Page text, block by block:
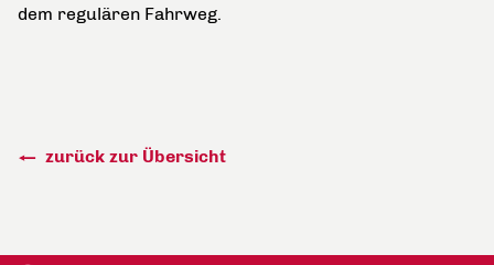
dem regulären Fahrweg.
zurück zur Übersicht